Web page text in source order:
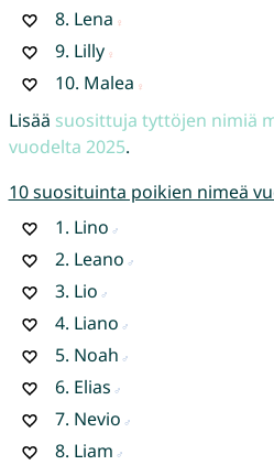
8. Lena
9. Lilly
10. Malea
Lisää suosittuja tyttöjen nimiä
vuodelta 2025.
10 suosituinta poikien nimeä
1. Lino
2. Leano
3. Lio
4. Liano
5. Noah
6. Elias
7. Nevio
8. Liam